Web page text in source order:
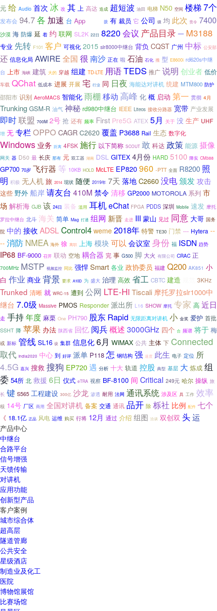
元 给 Audio 首次 冰 改 其 上 高达 造成 超短波 油田 电梯 N50 空间 楼梯 7个
发布会 94.7各 加速 台 App 拨 有 裁员 它 公司 级 均 此次 责令 7400
沙漠 海 防爆 延 着 约 联网 SL2K 22日 8220 会议 产品目录 一 M3188
专业 先转 F101 客户 可视化 2015 slr8000中继台 背负 CQST 广州 中标 公安部
还 信息化局 AWIRE 全国 很 南沙 正在 啦 石油 石化 推 型 E8600i rd620s中继
台 上市 海峡 建筑 大的 穿越 组建 TD-LTE 用语TEDS 推广 说明 创业者 低价
车载 QChat 低成本 进展 开展 宅 行业 同 日夜 海能达对讲机 统建 MTM800 防护
邵阳市 识别 AeroMACS 智能化 雨棚 移动 高峰 化 概 启动 第一 贯彻 4月
Trunking GSM-R 油气 神秘 rd980中继台 IEEE Liteos 接收分路器 宽带 产业发展
即时联盟 700M 2号 抢 还有 频率 First Pre5G ATEX 5月 关于 没 生产 UHF
增 无 专栏OPPO CAGR C2620 覆盖 P3688 Rail 生态 数字化
Windows 业务 距离 4FSK 施行 以下简称 SCOUT 敢 科达 政策 能源 摄像
网关 器 D50 最 长庆 那有 元 双工器 湖南 DSL GITEX 4月份 HARD 5100 降实 CM388
GP700 70岁 飞行器 等 10KB HOLD McLTE EP820960 -PTT 全面 R8200 照
明 积极 无人机 旅 2014 现状 随便 2019年 7天 落地 C2660 没电颁发攻击
这些 野外 船岸 请友台 410M 禁令清移 GP2000 MOTOROLA 系列 市
场 解析海 GJB 该 24日 装备 滥用 耳机eChat FPGA PDDS 深圳 Mobile 速发 摩托
罗拉中继台 北斗 海关 简单 Mag 打通 组网 新晋 走进 III 蒙山 见过 同意 大哥 国务
院 中的 接收 ADSL Control4 weme 2018年 特警 TE30 门禁 --- Hytera --
--消防 NMEA 海外 徐 离职 上海 模块可以 会议室 身份 福 ISDN 趋势
IP68 BF-9000 召开 联动 空地 耦合器 完 事 G500 脚 大火 有限公司 CRAC 正
700MHz MSTP 视频监控 同比 强悍 Smart 各业 政协委员 福建 Q200 AK851 小
白 作业 商业 背景 要求 A10D 为 盛大 治理 高效 省工 CBTC 建造 3KHz
Trunked 清晰 就 WRC-15 遭到 公网 LTE-Hi Tiscali 摩托罗拉slr1000中
继台 7.0级 Massive PMOS Responder 派出所 L16 SHOW 摩托 专家 高 近日
走 手持年度 麻栗 One PH790 股东 Rapid 无限距离对讲机 小 金奖 爱护 首批
SSHT 降 苹果 办法 陕西省 回忆 阅兵概述 3000GHz 四个 合 频谱 将于 梅
或 新标 管线 SL16 设 集群 信息化6月 WiMAX 公共 主体 下 Connected
取代 India2020 中心 到 好评 派单 P118 怎 钢结构 强 速度 此生 电子 定位 所
4.5G 嘉兴 搜救 搜狗 EP720遇 分析 十大 轨道 控股 典型 基层 大 炼成 组
委 54所 北 救援 6日 仪式 eTRA 视察 BF-8100 间 Critical 249元 哈尔 操纵 旅
长 键 S565 工程建设 300亿 沙龙 渗透 耐用 法网 通讯系统 涉及区 具 工作 效率
核 14号 厂区 商用 全国对讲机 备案 交通 通讯 品开 除 栎社 比例 配件 七个
《 18.1亿 正品 风电 运维 购买 行将 12月 通过 介绍 组图 洽谈 双创双 头运
产品中心
中继台
合路平台
信号增强
天馈传输
对讲机
应用功能
创新型产品
客户案例
城市综合体
超高层
隧道管廊
公共安全
星级酒店
制造业及化工
医院
博物馆展馆
比赛场馆